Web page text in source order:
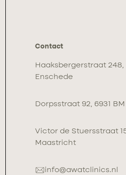
Contact
Haaksbergerstraat 248,
Enschede
Dorpsstraat 92, 6931
Victor de Stuersstraat
Maastricht
info@awatclinics.nl